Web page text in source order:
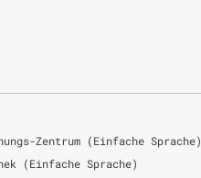
Zentrum (Einfache Sprache)
(Einfache Sprache)